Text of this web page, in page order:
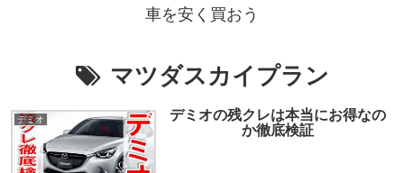
車を安く買おう
マツダスカイプラン
デミオ
デミオの残クレは本当にお得なの
か徹底検証